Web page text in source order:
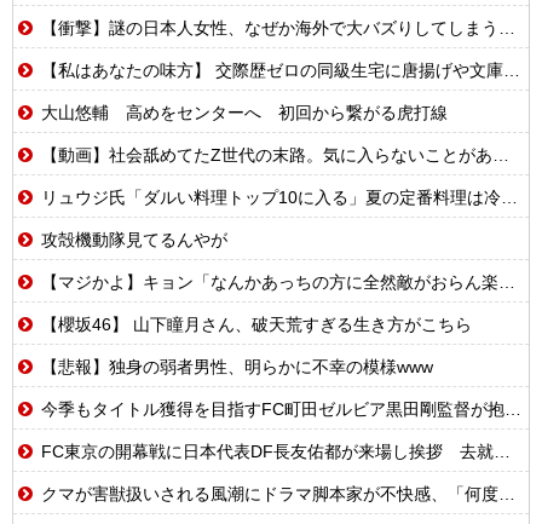
【衝撃】謎の日本人女性、なぜか海外で大バズりしてしまうwww
【私はあなたの味方】 交際歴ゼロの同級生宅に唐揚げや文庫本を20回以上届けた24歳女を逮捕
大山悠輔 高めをセンターへ 初回から繋がる虎打線
【動画】社会舐めてたZ世代の末路。気に入らないことがあれば退職代行で即退職!理想の職場を求め続けた結果
リュウジ氏「ダルい料理トップ10に入る」夏の定番料理は冷やし中華 「あり得ないほどダルい」
攻殻機動隊見てるんやが
【マジかよ】キョン「なんかあっちの方に全然敵がおらん楽園あるらしいで!」
【櫻坂46】 山下瞳月さん、破天荒すぎる生き方がこちら
【悲報】独身の弱者男性、明らかに不幸の模様www
今季もタイトル獲得を目指すFC町田ゼルビア黒田剛監督が抱負を語る
FC東京の開幕戦に日本代表DF長友佑都が来場し挨拶 去就に注目集まる
クマが害獣扱いされる風潮にドラマ脚本家が不快感、「何度もクマに会ったことがあるけど全然怖くなかった」と主張しており……